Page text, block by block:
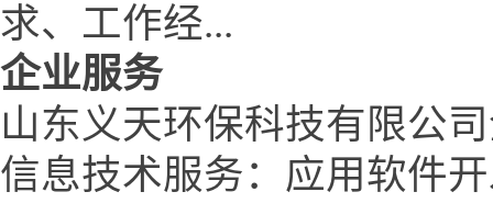
求、工作经...
企业服务
山东义天环保科技有限公
信息技术服务：应用软件